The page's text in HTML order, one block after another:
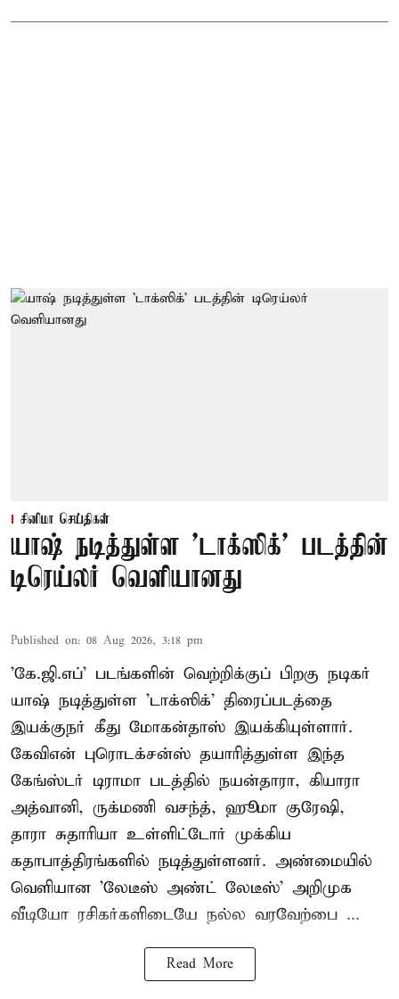
சினிமா செய்திகள்
யாஷ் நடித்துள்ள 'டாக்‌ஸிக்' படத்தின்
டிரெய்லர் வெளியானது
Published on: 08 Aug 2026, 3:18 pm
'கே.ஜி.எப்' படங்களின் வெற்றிக்குப் பிறகு நடிகர்
யாஷ் நடித்துள்ள 'டாக்ஸிக்' திரைப்படத்தை
இயக்குநர் கீது மோகன்தாஸ் இயக்கியுள்ளார்.
கேவிஎன் புரொடக்சன்ஸ் தயாரித்துள்ள இந்த
கேங்ஸ்டர் டிராமா படத்தில் நயன்தாரா, கியாரா
அத்வானி, ருக்மணி வசந்த், ஹூமா குரேஷி,
தாரா சுதாரியா உள்ளிட்டோர் முக்கிய
கதாபாத்திரங்களில் நடித்துள்ளனர். அண்மையில்
வெளியான 'லேடீஸ் அண்ட் லேடீஸ்' அறிமுக
வீடியோ ரசிகர்களிடையே நல்ல வரவேற்பை ...
Read More